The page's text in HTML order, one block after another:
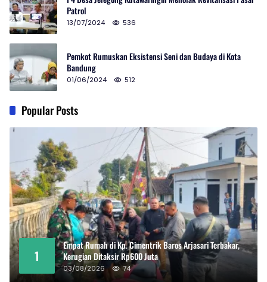
Patrol
13/07/2024 536
Pemkot Rumuskan Eksistensi Seni dan Budaya di Kota
Bandung
01/06/2024 512
Popular Posts
1
Empat Rumah di Kp. Cimentrik Baros Arjasari Terbakar,
Kerugian Ditaksir Rp600 Juta
03/08/2026 74